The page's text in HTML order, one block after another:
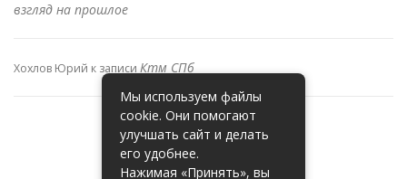
взгляд на прошлое
Хохлов Юрий к записи Ктм СПб
Мы используем файлы
cookie. Они помогают
улучшать сайт и делать
его удобнее.
Нажимая «Принять», вы